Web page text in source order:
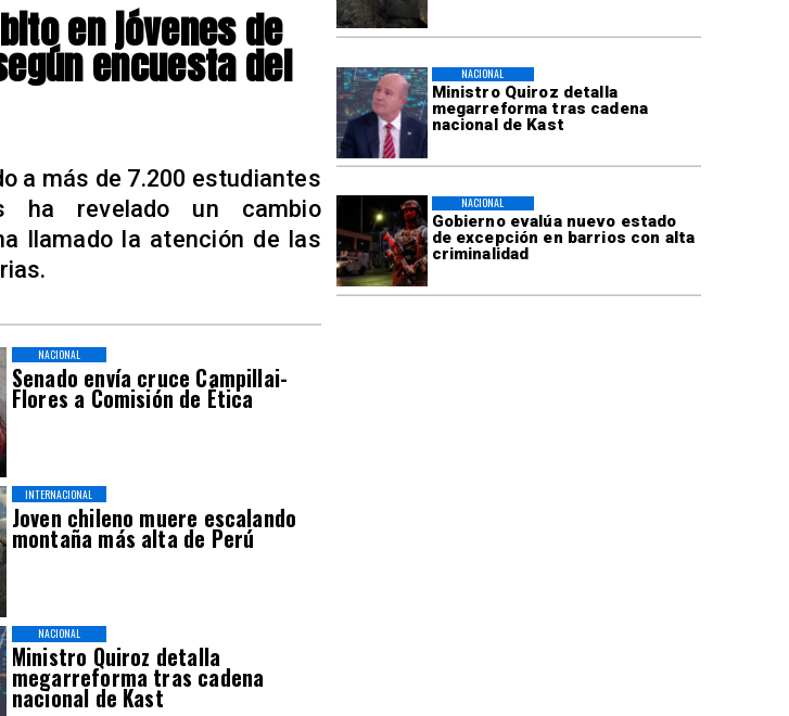
Ministro Quiroz detalla
megarreforma tras cadena
nacional de Kast
NACIONAL
Gobierno evalúa nuevo estado
de excepción en barrios con alta
criminalidad
NACIONAL
Senado envía cruce Campillai-
Flores a Comisión de Ética
NACIONAL
Joven chileno muere escalando
montaña más alta de Perú
INTERNACIONAL
Ministro Quiroz detalla
megarreforma tras cadena
nacional de Kast
NACIONAL
en jóvenes de
encuesta del
a más de 7.200 estudiantes
revelado un cambio
llamado la atención de las